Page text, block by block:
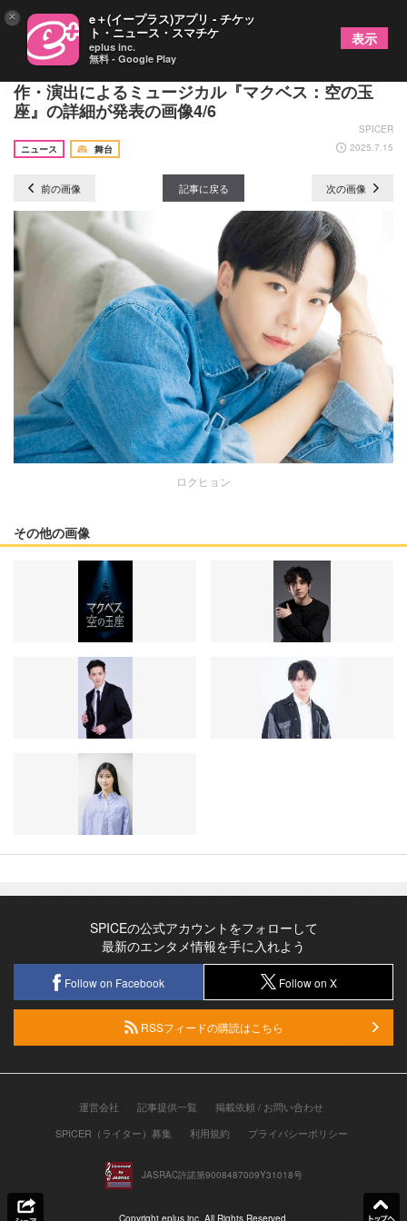
グァンス（SUPERNOVA/超新星）主演、テジュ
作・演出によるミュージカル『マクベス：空の玉
座』の詳細が発表の画像4/6
SPICER
ニュース
舞台 2025.7.15
前の画像 記事に戻る 次の画像
ロクヒョン
その他の画像
SPICEの公式アカウントをフォローして
最新のエンタメ情報を手に入れよう
Follow on Facebook Follow on X
RSSフィードの購読はこちら
運営会社 記事提供一覧
掲載依頼 / お問い合わせ
SPICER（ライター）募集
利用規約 プライバシーポリシー
JASRAC許諾第9008487009Y31018号
× e＋(イープラス)アプリ - チケッ
ト・ニュース・スマチケ
eplus inc.
無料 - Google Play
表示